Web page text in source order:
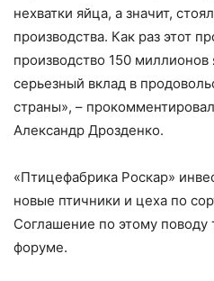
нехватки яйца, а значит,
производства. Как раз этот
производство 150
серьезный вклад в
страны», –
Александр Дрозденко.
«Птицефабрика Роскар»
новые птичники и цеха по
Соглашение по этому поводу
форуме.